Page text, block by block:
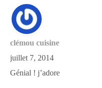
clémou cuisine
juillet 7, 2014
Génial ! j’adore